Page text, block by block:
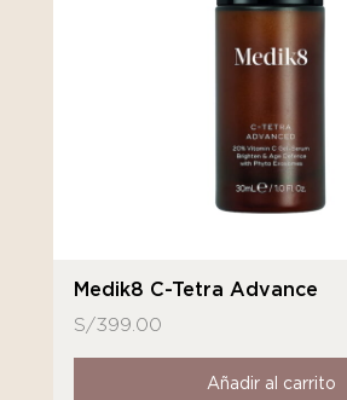
Medik8 C-Tetra Advance
S/399.00
Añadir al carrito